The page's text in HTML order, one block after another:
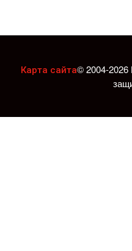
Карта сайта© 2004-2026